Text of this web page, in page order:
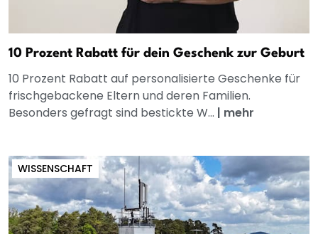
10 Prozent Rabatt für dein Geschenk zur Geburt
10 Prozent Rabatt auf personalisierte Geschenke für
frischgebackene Eltern und deren Familien.
Besonders gefragt sind bestickte W... | mehr
WISSENSCHAFT